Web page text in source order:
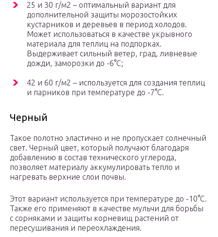
25 и 30 г/м2 – оптимальный вариант для
дополнительной защиты морозостойких
кустарников и деревьев в период холодов.
Может использоваться в качестве укрывного
материала для теплиц на подпорках.
Выдерживает сильный ветер, град, ливневые
дожди, заморозки до -6°С;
42 и 60 г/м2 – используется для создания теплиц
и парников при температуре до -7°С.
Черный
Такое полотно эластично и не пропускает солнечный
свет. Черный цвет, который получают благодаря
добавлению в состав технического углерода,
позволяет материалу аккумулировать тепло и
нагревать верхние слои почвы.
Этот вариант используется при температуре до -10°С.
Также его применяют в качестве мульчи для борьбы
с сорняками и защиты корневищ растений от
пересушивания и переохлаждения.